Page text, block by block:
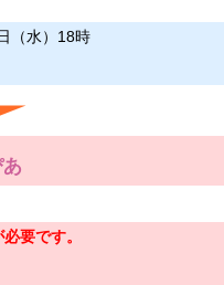
（水）18時
必要です。